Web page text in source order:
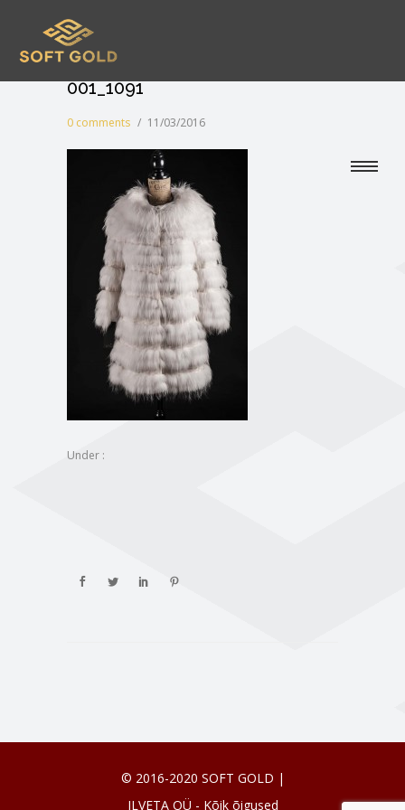
001_1091
0 comments / 11/03/2016
Under :
© 2016-2020 SOFT GOLD |
ILVETA OÜ - Kõik õigused